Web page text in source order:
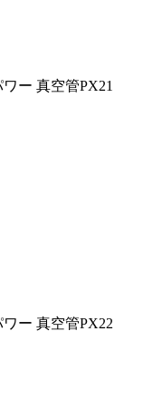
ー 真空管PX21
ワー 真空管PX22